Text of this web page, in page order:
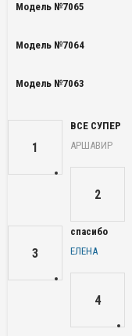
Модель №7065
Модель №7064
Модель №7063
1
ВСЕ СУПЕР
АРШАВИР
2
3
спасибо
ЕЛЕНА
4